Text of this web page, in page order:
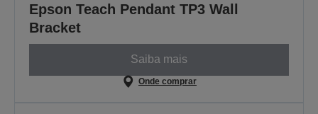
Epson Teach Pendant TP3 Wall
Bracket
Saiba mais
Onde comprar